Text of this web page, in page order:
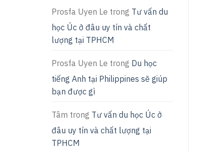
Prosfa Uyen Le trong Tư vấn du
học Úc ở đâu uy tín và chất
lượng tại TPHCM
Prosfa Uyen Le trong Du học
tiếng Anh tại Philippines sẽ giúp
bạn được gì
Tâm trong Tư vấn du học Úc ở
đâu uy tín và chất lượng tại
TPHCM